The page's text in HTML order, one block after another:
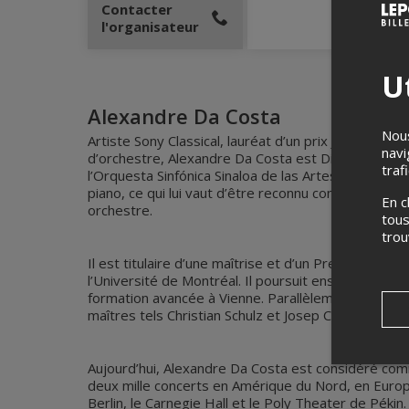
Contacter
l'organisateur
Alexandre Da Costa
Artiste Sony Classical, lauréat d’un prix JUNO et
d’orchestre, Alexandre Da Costa est Directeur
l’Orquesta Sinfónica Sinaloa de las Artes au
piano, ce qui lui vaut d’être reconnu comme un
orchestre.
Il est titulaire d’une maîtrise et d’un Premier Prix
l’Université de Montréal. Il poursuit ensuite ses
formation avancée à Vienne. Parallèlement à sa
maîtres tels Christian Schulz et Josep Caballé-
Aujourd’hui, Alexandre Da Costa est considéré
deux mille concerts en Amérique du Nord, en
Berlin, le Carnegie Hall et le Poly Theater de
En